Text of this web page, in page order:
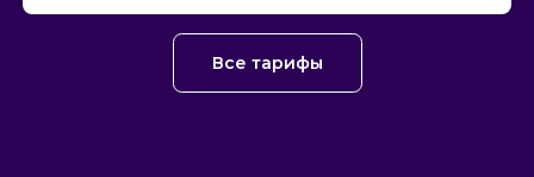
Все тарифы